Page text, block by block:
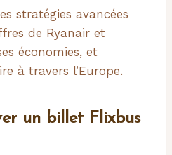
stratégies avancées
de Ryanair et
économies, et
à travers l’Europe.
un billet Flixbus